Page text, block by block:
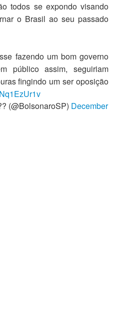
todos se expondo visando
o Brasil ao seu passado
fazendo um bom governo
público assim, seguiriam
fingindo um ser oposição
(@BolsonaroSP) December